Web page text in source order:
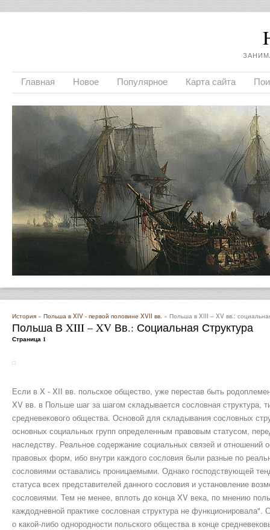
Главная Новое Популярное Карта сайта
История » Польша в XIV - первой половине XVII вв. » Польша в XIII – XV вв.:
Польша В XIII – XV Вв.: Социальная Структура
Страница 1
Если в X - XII вв. польское общество, уже перестав быть
XV вв. в Польше шаг за шагом складывается сословная структура,
средневекового общества. Основой для складывания сословных
основных социальных групп определенным правовым статусом,
наследству. Реальнoe содержание социальных связей и отношений
правовых форм, ибо внутри каждого сословия были разные по
сословиями оставались проницаемыми. Однако господствующей
статуса всех представителей данного сословия и установление
сословиями. Тем не менее, вплоть до конца XV века, по мнению
каждодневной практике сословная структура не функционировала".
о какой-либо однородности польского общества в конце